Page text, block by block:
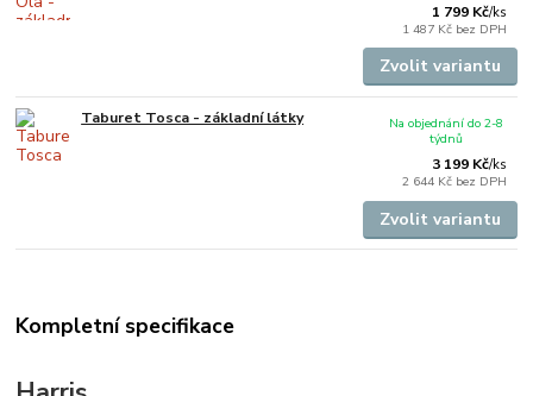
1 799 Kč/ks
1 487 Kč bez DPH
Zvolit variantu
Taburet Tosca - základní látky
3 199 Kč/ks
2 644 Kč bez DPH
Na objednání do 2-8
týdnů
Zvolit variantu
Kompletní specifikace